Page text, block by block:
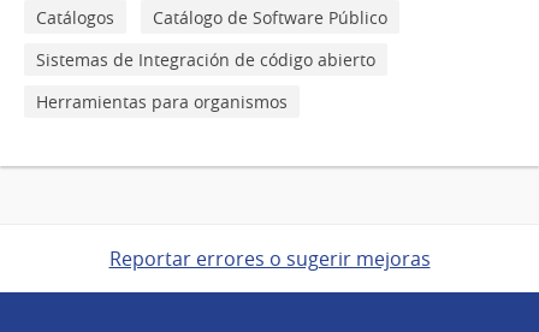
Catálogos
Catálogo de Software Público
Sistemas de Integración de código abierto
Herramientas para organismos
Reportar errores o sugerir mejoras